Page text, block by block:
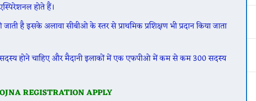
होते हैं।
है इसके अलावा सीबीओ के स्तर से प्राथमिक प्रशिक्षण भी प्रदान किया जाता
होने चाहिए और मैदानी इलाकों में एक एफपीओ में कम से कम 300 सदस्य
REGISTRATION APPLY